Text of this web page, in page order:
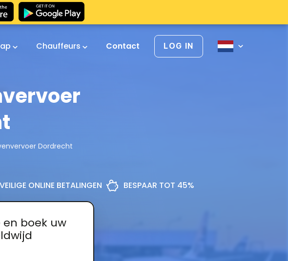
Chauffeurs Contact LOG IN
Dordrecht
VEILIGE ONLINE BETALINGEN BESPAAR TOT 45%
boek uw